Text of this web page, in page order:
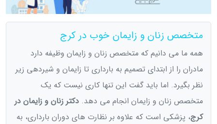
متخصص زنان و زایمان خوب در کرج
همه ما می دانیم که متخصص زنان و زایمان وظیفه دارد
مادران را از ابتدای تصمیم به بارداری تا زایمان و شیردهی زیر
نظر بگیرد. اما باید گفت این تنها کاری نیست که یک
متخصص زنان و زایمان انجام می دهد. دکتر زنان و زایمان در
کرج، پزشکی است که علاوه بر نظارت های دوران بارداری، به